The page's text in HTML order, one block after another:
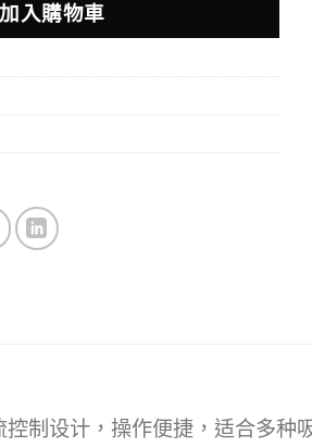
加入購物車
制设计，操作便捷，适合多种